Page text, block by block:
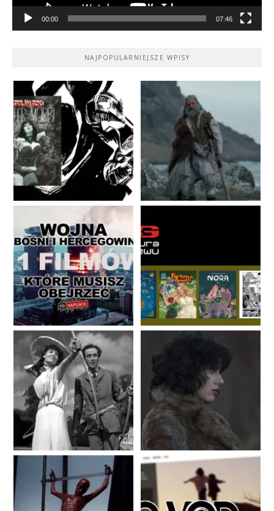
00:00 07:46
NAJPOPULARNIEJSZE WPISY